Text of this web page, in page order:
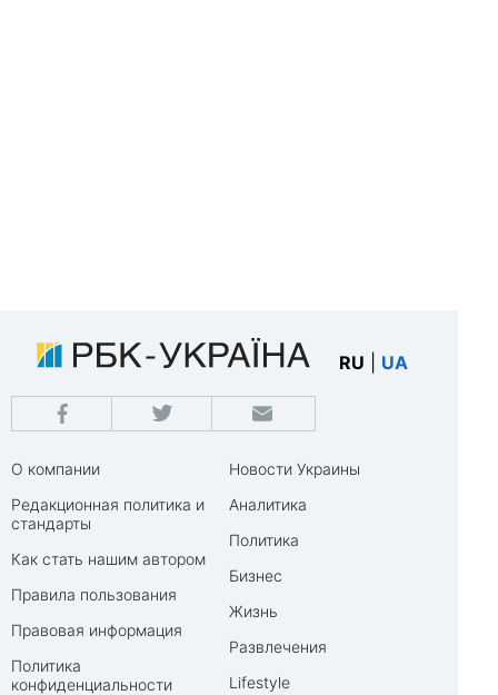
RU UA
О компании
Редакционная политика и
стандарты
Как стать нашим автором
Правила пользования
Правовая информация
Политика
конфиденциальности
Новости Украины
Аналитика
Политика
Бизнес
Жизнь
Развлечения
Lifestyle